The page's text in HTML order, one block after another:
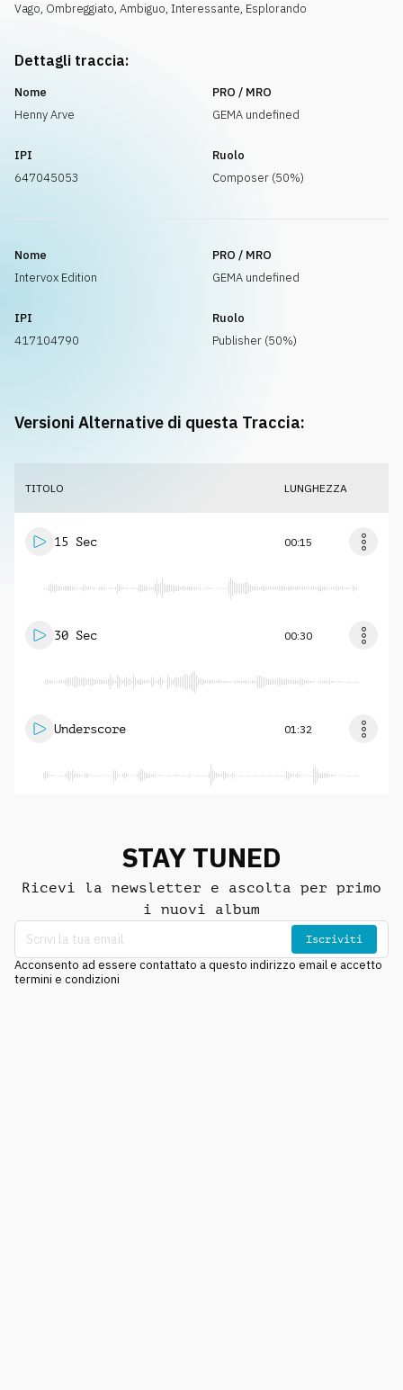
Vago, Ombreggiato, Ambiguo, Interessante, Esplorando
Dettagli traccia:
Nome
Henny Arve
PRO / MRO
GEMA undefined
IPI
647045053
Ruolo
Composer (50%)
Nome
Intervox Edition
PRO / MRO
GEMA undefined
IPI
417104790
Ruolo
Publisher (50%)
Versioni Alternative di questa Traccia:
TITOLO LUNGHEZZA
15 Sec 00:15
30 Sec 00:30
Underscore 01:32
STAY TUNED
Ricevi la newsletter e ascolta per primo
i nuovi album
Iscriviti
Acconsento ad essere contattato a questo indirizzo email e accetto
termini e condizioni